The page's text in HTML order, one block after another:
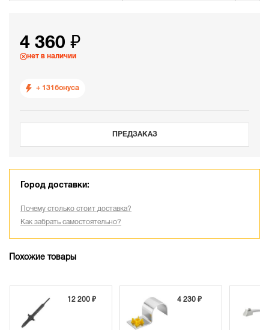
4 360 ₽
нет в наличии
+ 131 бонуса
ПРЕДЗАКАЗ
Город доставки:
Почему столько стоит доставка?
Как забрать самостоятельно?
Похожие товары
12 200 ₽ 4 230 ₽